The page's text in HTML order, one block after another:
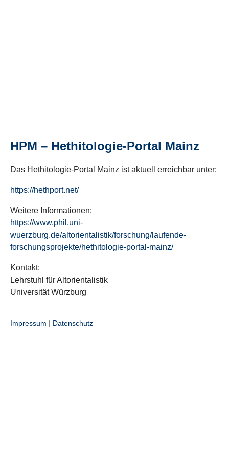
HPM – Hethitologie-Portal Mainz
Das Hethitologie-Portal Mainz ist aktuell erreichbar unter:
https://hethport.net/
Weitere Informationen:
https://www.phil.uni-
wuerzburg.de/altorientalistik/forschung/laufende-
forschungsprojekte/hethitologie-portal-mainz/
Kontakt:
Lehrstuhl für Altorientalistik
Universität Würzburg
Impressum | Datenschutz